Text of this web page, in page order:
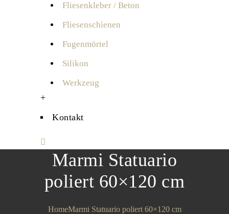
Fliesenkleber / Beton
Fliesenschienen
Fugenmörtel
Silikon
Werkzeug
+
Kontakt
Marmi Statuario
poliert 60×120 cm
HomeMarmi Statuario poliert 60×120 cm